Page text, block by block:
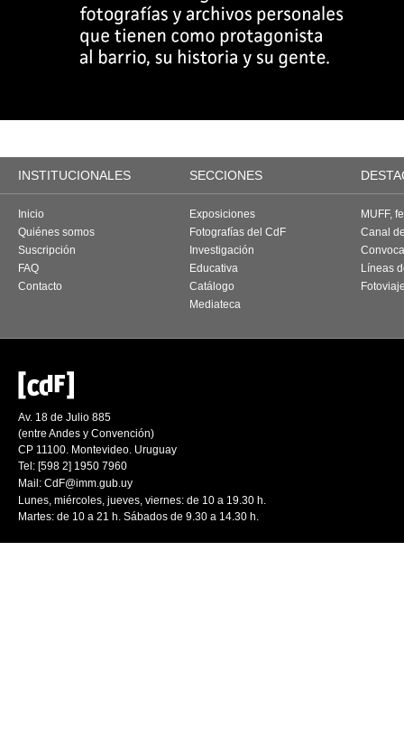
INSTITUCIONALES SECCIONES
Inicio
Quiénes somos
Suscripción
FAQ
Contacto
Exposiciones
Fotografías del CdF
Investigación
Educativa
Catálogo
Mediateca
MUFF,
Canal
Líneas
Av. 18 de Julio 885
(entre Andes y Convención)
CP 11100. Montevideo. Uruguay
Tel: [598 2] 1950 7960
Mail: CdF@imm.gub.uy
Lunes, miércoles, jueves, viernes: de 10 a 19.30 h.
Martes: de 10 a 21 h. Sábados de 9.30 a 14.30 h.